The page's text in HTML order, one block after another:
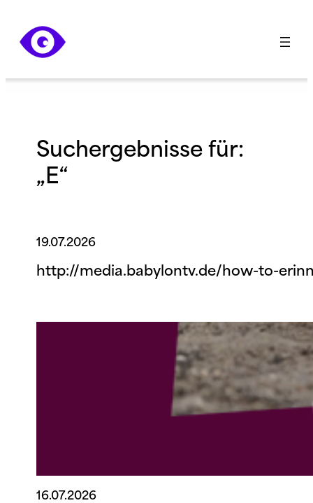
Inhalt
springen
Suchergebnisse für:
„E“
19.07.2026
http://media.babylontv.de/how-to-
16.07.2026